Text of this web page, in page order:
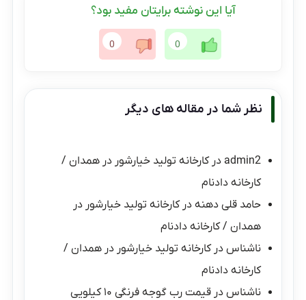
آیا این نوشته برایتان مفید بود؟
0
0
نظر شما در مقاله های دیگر
admin2 درکارخانه تولید خیارشور در همدان /
کارخانه دادنام
حامد قلی دهنه درکارخانه تولید خیارشور در
همدان / کارخانه دادنام
ناشناس درکارخانه تولید خیارشور در همدان /
کارخانه دادنام
ناشناس درقیمت رب گوجه فرنگی ۱۰ کیلویی